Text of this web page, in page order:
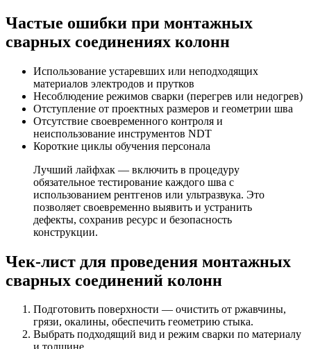
Частые ошибки при монтажных
сварных соединениях колонн
Использование устаревших или неподходящих
материалов электродов и прутков
Несоблюдение режимов сварки (перегрев или недогрев)
Отступление от проектных размеров и геометрии шва
Отсутствие своевременного контроля и
неиспользование инструментов NDT
Короткие циклы обучения персонала
Лучший лайфхак — включить в процедуру
обязательное тестирование каждого шва с
использованием рентгенов или ультразвука. Это
позволяет своевременно выявить и устранить
дефекты, сохранив ресурс и безопасность
конструкции.
Чек-лист для проведения монтажных
сварных соединений колонн
Подготовить поверхности — очистить от ржавчины,
грязи, окалины, обеспечить геометрию стыка.
Выбрать подходящий вид и режим сварки по материалу